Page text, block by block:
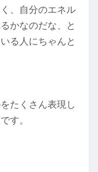
、自分のエネル
かなのだな、と
る人にちゃんと
たくさん表現し
す。